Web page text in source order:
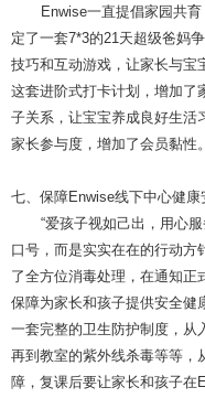
Enwise一直提倡家园共
定了一套7*3的21天超级爸妈
技巧和互动游戏，让家长与宝
这套进阶式打卡计划，增加了
子关系，让宝宝养成良好生活
家长参与度，增加了会员黏性。
七、保障Enwise线下中心健康
“爱孩子视如己出，用心
口号，而是实实在在的行动方
了全方位消毒处理，在通知正
保障为家长和孩子提供安全健
一套完整的卫生防护制度，从
再到教室的紫外线杀毒等等，
障，复课后要让家长和孩子在